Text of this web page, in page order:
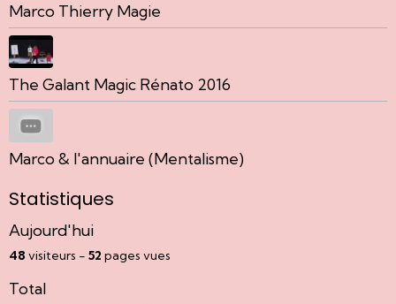
Marco Thierry Magie
The Galant Magic Rénato 2016
Marco & l'annuaire (Mentalisme)
Statistiques
Aujourd'hui
48 visiteurs - 52 pages vues
Total